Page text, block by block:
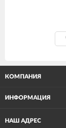
КОМПАНИЯ
ИНФОРМАЦИЯ
НАШ АДРЕС